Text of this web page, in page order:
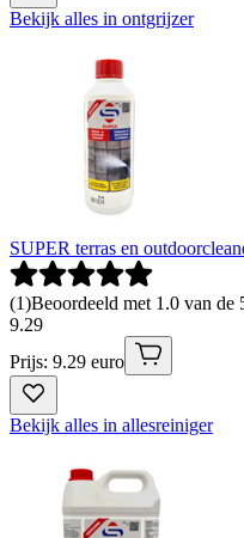
Bekijk alles in ontgrijzer
SUPER terras en
(1)Beoordeeld met 1.0 van de
9.29
Prijs: 9.29 euro
Bekijk alles in allesreiniger